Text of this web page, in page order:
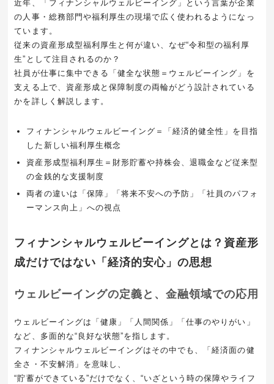
近年、「フィナンシャルウェルビーイング」という言葉が企業
の人事・総務部門や福利厚生の現場で広く使われるようになっ
ています。
従来の資産形成型福利厚生と何が違い、なぜ“令和型の福利厚
生”として注目されるのか？
社員が仕事に集中できる「健全な状態＝ウェルビーイング」を
支える上で、資産形成と保障制度の両輪がどう設計されている
かを詳しく解説します。
フィナンシャルウェルビーイング＝「経済的健全性」を目指
した新しい福利厚生概念
資産形成型福利厚生＝財形貯蓄や持株会、退職金など従来型
の金銭的な支援制度
両者の違いは「保障」「将来不安への予防」「社員のパフォ
ーマンス向上」への視点
フィナンシャルウェルビーイングとは？資産形
成だけではない「経済的安心」の思想
ウェルビーイングの定義と、金融領域での応用
ウェルビーイングは「健康」「人間関係」「仕事のやりがい」
など、多面的な“良好な状態”を指します。
フィナンシャルウェルビーイングはその中でも、「経済面の健
全さ・不安解消」を意味し、
“貯蓄ができている”だけでなく、“いざという時の保障やライフ